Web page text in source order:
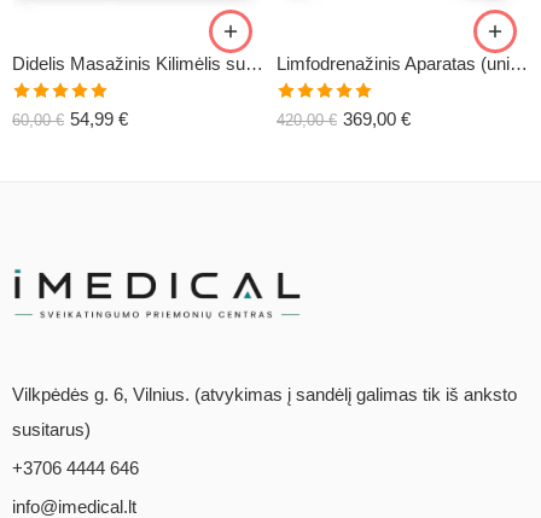
Didelis Masažinis Kilimėlis su Pagalve XL-CLASSIC1
Įvertinimas:
5.00
60,00€ 54,99 €
Limfodrenažinis Aparatas (universalus) C6
Įvertinimas:
5.00
420,00€ 369,00 €
Vilkpėdės g. 6, Vilnius. (atvykimas į sandėlį galimas tik iš anksto
susitarus)
+3706 4444 646
info@imedical.lt